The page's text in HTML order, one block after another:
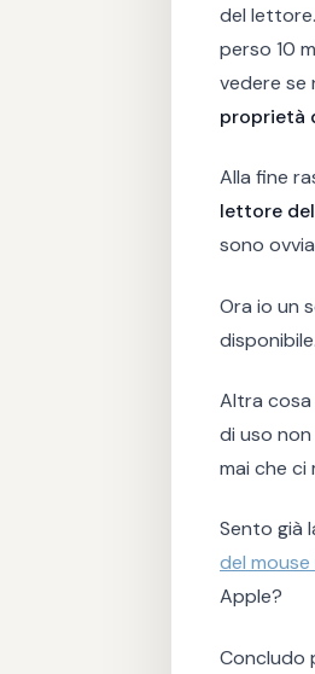
del
perso 10
vedere se
proprietà
Alla fine
lettore
sono
Ora io un
Altra
di uso
mai che
Sento già
del
Apple?
Concludo